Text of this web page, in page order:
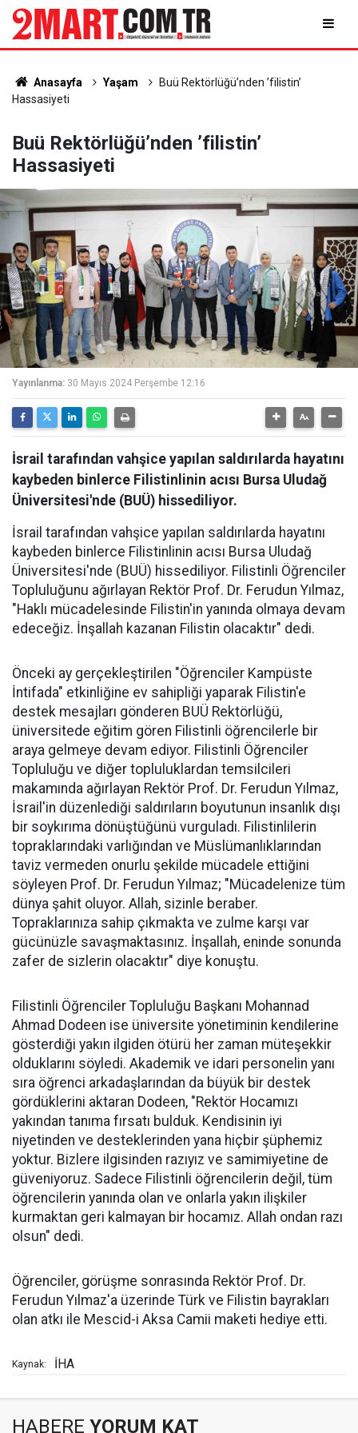
Anasayfa Yaşam
Buü Rektörlüğü’nden ’filistin’
Hassasiyeti
Buü Rektörlüğü’nden ’filistin’
Hassasiyeti
Yayınlanma: 30 Mayıs 2024 Perşembe 12:16
İsrail tarafından vahşice yapılan saldırılarda hayatını
kaybeden binlerce Filistinlinin acısı Bursa Uludağ
Üniversitesi'nde (BUÜ) hissediliyor.
İsrail tarafından vahşice yapılan saldırılarda hayatını
kaybeden binlerce Filistinlinin acısı Bursa Uludağ
Üniversitesi'nde (BUÜ) hissediliyor. Filistinli Öğrenciler
Topluluğunu ağırlayan Rektör Prof. Dr. Ferudun Yılmaz,
"Haklı mücadelesinde Filistin'in yanında olmaya devam
edeceğiz. İnşallah kazanan Filistin olacaktır" dedi.
Önceki ay gerçekleştirilen "Öğrenciler Kampüste
İntifada" etkinliğine ev sahipliği yaparak Filistin'e
destek mesajları gönderen BUÜ Rektörlüğü,
üniversitede eğitim gören Filistinli öğrencilerle bir
araya gelmeye devam ediyor. Filistinli Öğrenciler
Topluluğu ve diğer topluluklardan temsilcileri
makamında ağırlayan Rektör Prof. Dr. Ferudun Yılmaz,
İsrail'in düzenlediği saldırıların boyutunun insanlık dışı
bir soykırıma dönüştüğünü vurguladı. Filistinlilerin
topraklarındaki varlığından ve Müslümanlıklarından
taviz vermeden onurlu şekilde mücadele ettiğini
söyleyen Prof. Dr. Ferudun Yılmaz; "Mücadelenize tüm
dünya şahit oluyor. Allah, sizinle beraber.
Topraklarınıza sahip çıkmakta ve zulme karşı var
gücünüzle savaşmaktasınız. İnşallah, eninde sonunda
zafer de sizlerin olacaktır" diye konuştu.
Filistinli Öğrenciler Topluluğu Başkanı Mohannad
Ahmad Dodeen ise üniversite yönetiminin kendilerine
gösterdiği yakın ilgiden ötürü her zaman müteşekkir
olduklarını söyledi. Akademik ve idari personelin yanı
sıra öğrenci arkadaşlarından da büyük bir destek
gördüklerini aktaran Dodeen, "Rektör Hocamızı
yakından tanıma fırsatı bulduk. Kendisinin iyi
niyetinden ve desteklerinden yana hiçbir şüphemiz
yoktur. Bizlere ilgisinden razıyız ve samimiyetine de
güveniyoruz. Sadece Filistinli öğrencilerin değil, tüm
öğrencilerin yanında olan ve onlarla yakın ilişkiler
kurmaktan geri kalmayan bir hocamız. Allah ondan razı
olsun" dedi.
Öğrenciler, görüşme sonrasında Rektör Prof. Dr.
Ferudun Yılmaz'a üzerinde Türk ve Filistin bayrakları
olan atkı ile Mescid-i Aksa Camii maketi hediye etti.
Kaynak: İHA
HABERE YORUM KAT